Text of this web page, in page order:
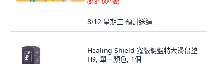
($181.00/1個)
8/12 星期三 預計送達
Healing Shield 寬版鍵盤特大滑鼠墊
H9, 單一顏色, 1個